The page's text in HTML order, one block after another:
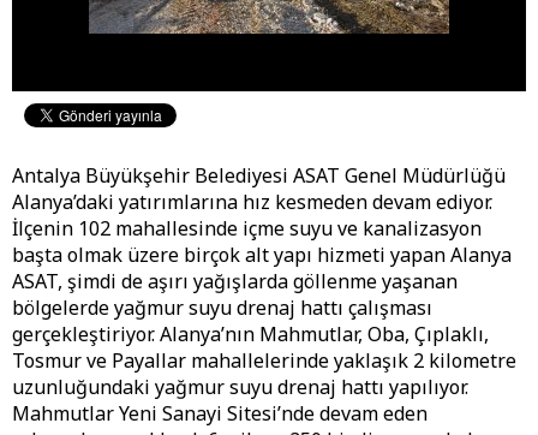
Antalya Büyükşehir Belediyesi ASAT Genel Müdürlüğü
Alanya’daki yatırımlarına hız kesmeden devam ediyor.
İlçenin 102 mahallesinde içme suyu ve kanalizasyon
başta olmak üzere birçok alt yapı hizmeti yapan Alanya
ASAT, şimdi de aşırı yağışlarda göllenme yaşanan
bölgelerde yağmur suyu drenaj hattı çalışması
gerçekleştiriyor. Alanya’nın Mahmutlar, Oba, Çıplaklı,
Tosmur ve Payallar mahallelerinde yaklaşık 2 kilometre
uzunluğundaki yağmur suyu drenaj hattı yapılıyor.
Mahmutlar Yeni Sanayi Sitesi’nde devam eden